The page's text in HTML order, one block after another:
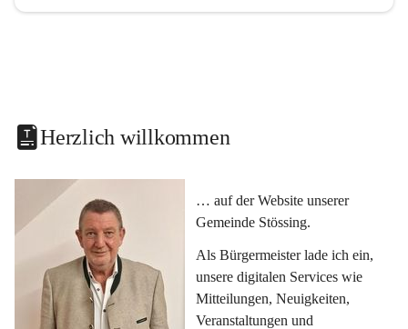
Herzlich willkommen
… auf der Website unserer
Gemeinde Stössing.
Als Bürgermeister lade ich ein,
unsere digitalen Services wie
Mitteilungen, Neuigkeiten,
Veranstaltungen und